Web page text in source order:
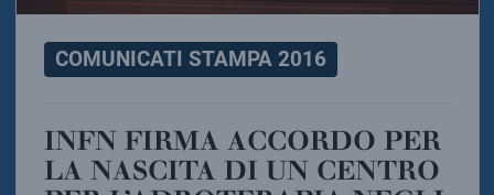
COMUNICATI STAMPA 2016
INFN FIRMA ACCORDO PER
LA NASCITA DI UN CENTRO